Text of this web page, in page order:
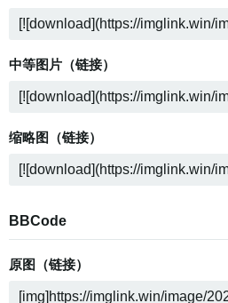
中等图片（链接）
缩略图（链接）
BBCode
原图（链接）